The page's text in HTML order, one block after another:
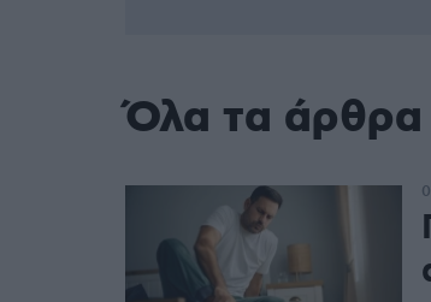
Όλα τα